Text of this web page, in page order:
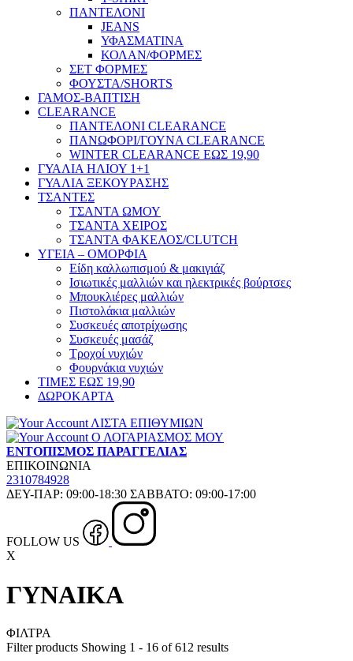
ΠΑΝΤΕΛΟΝΙ
JEANS
ΥΦΑΣΜΑΤΙΝΑ
ΚΟΛΑΝ/ΦΟΡΜΕΣ
ΣΕΤ ΦΟΡΜΕΣ
ΦΟΥΣΤΑ/SHORTS
ΓΑΜΟΣ-ΒΑΠΤΙΣΗ
CLEARANCE
ΠΑΝΤΕΛΟΝΙ CLEARANCE
ΠΑΝΩΦΟΡΙ/ΓΟΥΝΑ CLEARANCE
WINTER CLEARANCE ΕΩΣ 19,90
ΓΥΑΛΙΑ ΗΛΙΟΥ 1+1
ΓΥΑΛΙΑ ΞΕΚΟΥΡΑΣΗΣ
ΤΣΑΝΤΕΣ
ΤΣΑΝΤΑ ΩΜΟΥ
ΤΣΑΝΤΑ ΧΕΙΡΟΣ
ΤΣΑΝΤΑ ΦΑΚΕΛΟΣ/CLUTCH
ΥΓΕΙΑ – ΟΜΟΡΦΙΑ
Είδη καλλωπισμού & μακιγιάζ
Ισιωτικές μαλλιών και ηλεκτρικές βούρτσες
Μπουκλιέρες μαλλιών
Πιστολάκια μαλλιών
Συσκευές αποτρίχωσης
Συσκευές μασάζ
Τροχοί νυχιών
Φουρνάκια νυχιών
ΤΙΜΕΣ ΕΩΣ 19,90
ΔΩΡΟΚΑΡΤΑ
ΛΙΣΤΑ ΕΠΙΘΥΜΙΩΝ
Ο ΛΟΓΑΡΙΑΣΜΟΣ ΜΟΥ
ΕΝΤΟΠΙΣΜΟΣ ΠΑΡΑΓΓΕΛΙΑΣ
ΕΠΙΚΟΙΝΩΝΙΑ
2310784928
ΔΕΥ-ΠΑΡ: 09:00-18:30 ΣΑΒΒΑΤΟ: 09:00-17:00
FOLLOW US
X
ΓΥΝΑΙΚΑ
ΦΙΛΤΡΑ
Filter products Showing 1 - 16 of 612 results